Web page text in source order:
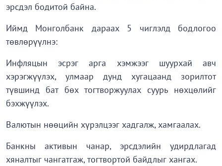
эрсдэл бодитой байна.
Иймд Монголбанк дараах 5 чиглэлд бодлогоо
төвлөрүүлнэ:
Инфляцын эсрэг арга хэмжээг шуурхай авч
хэрэгжүүлэх, улмаар дунд хугацаанд зорилтот
түвшинд бат бөх тогтворжуулах суурь нөхцөлийг
бэхжүүлэх.
Валютын нөөцийн хүрэлцээг хадгалж, хамгаалах.
Банкны активын чанар, эрсдэлийн удирдлагад
хяналтыг чангатгаж, тогтвортой байдлыг хангах.